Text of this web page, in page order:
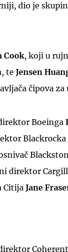
dio je
Cook, koji u
te Jensen
čipova
Boeinga
Blackrocka
direktor
Citija Jane